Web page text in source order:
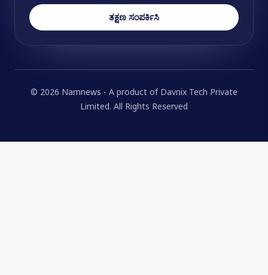
ತಕ್ಷಣ ಸಂಪರ್ಕಿಸಿ
© 2026 Namnews - A product of Davnix Tech Private
Limited. All Rights Reserved